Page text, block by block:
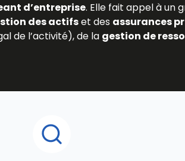
d’entreprise. Elle fait appel à un
des actifset des assurances
de l’activité), de la gestion de